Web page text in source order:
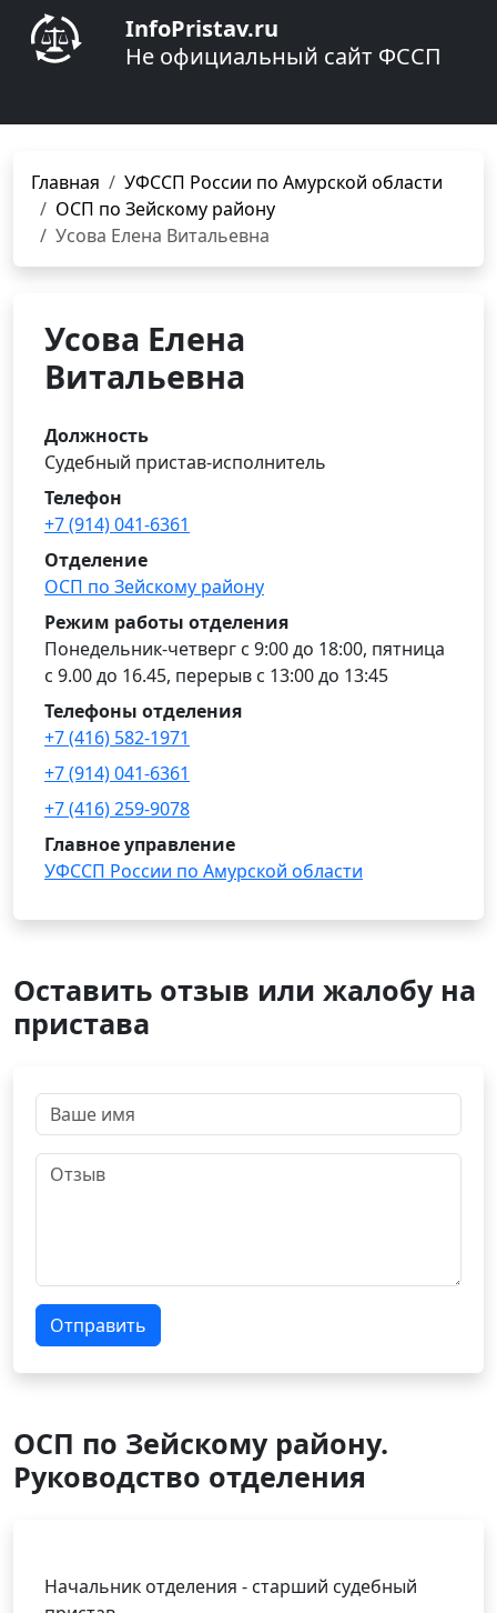
InfoPristav.ru
Не официальный сайт ФССП
Главная
УФССП России по Амурской области
ОСП по Зейскому району
Усова Елена Витальевна
Усова Елена
Витальевна
Должность
Судебный пристав-исполнитель
Телефон
+7 (914) 041-6361
Отделение
ОСП по Зейскому району
Режим работы отделения
Понедельник-четверг с 9:00 до 18:00, пятница
с 9.00 до 16.45, перерыв с 13:00 до 13:45
Телефоны отделения
+7 (416) 582-1971
+7 (914) 041-6361
+7 (416) 259-9078
Главное управление
УФССП России по Амурской области
Оставить отзыв или жалобу на
пристава
Отправить
ОСП по Зейскому району.
Руководство отделения
Начальник отделения - старший судебный